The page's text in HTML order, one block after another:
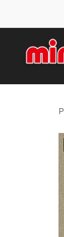
Minpro